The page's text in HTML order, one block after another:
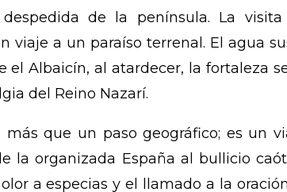
de la península. La
viaje a un paraíso terrenal. El agua
el Albaicín, al atardecer, la fortaleza
del Reino Nazarí.
que un paso geográfico; es un
la organizada España al bullicio
a especias y el llamado a la